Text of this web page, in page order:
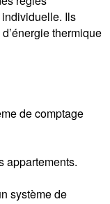
Ils
thermique
de comptage
appartements.
système de